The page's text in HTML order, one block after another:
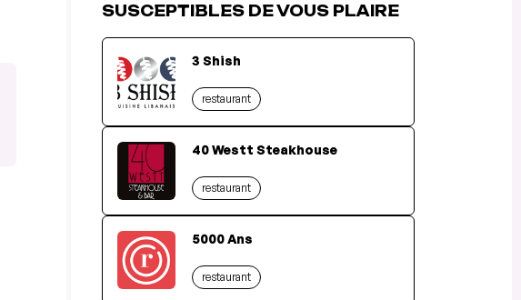
SUSCEPTIBLES DE VOUS PLAIRE
3 Shish
restaurant
40 Westt Steakhouse
restaurant
5000 Ans
restaurant